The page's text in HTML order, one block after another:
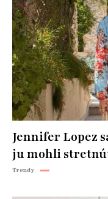
Jennifer Lopez
ju mohli
Trendy